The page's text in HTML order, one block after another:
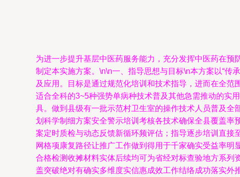
为进一步提升基层中医药服务能力，充分发挥中医药在
制定本实施方案。\n\n一、指导思想与目标\n本方案以“传
及应用。目标是通过规范化培训和技术指导，进而在全
适合全科的3~5种强势单病种技术普及其他急需推动的实
具。做到县级有一批示范村卫生室的操作技术人员普及
划科学制细方案安全警示培训考核各技术确保全县覆盖
案定时质检与动态反馈新循环频评估；指导逐步培训直
网格项康复路径让推广工作做到得用于千家确实受益率
合格检测收摊材料实体后续均可为省经对标查验地方系
盖突破绝对有确实多维度实信惠成效工作结络成功落实